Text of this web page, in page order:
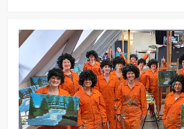
Wandelingen
Fietstochten
Segwaytours
Bekijk
Bob
Ross
Workshop